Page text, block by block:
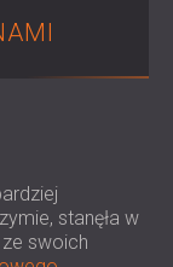
I
I
stanęła w
swoich